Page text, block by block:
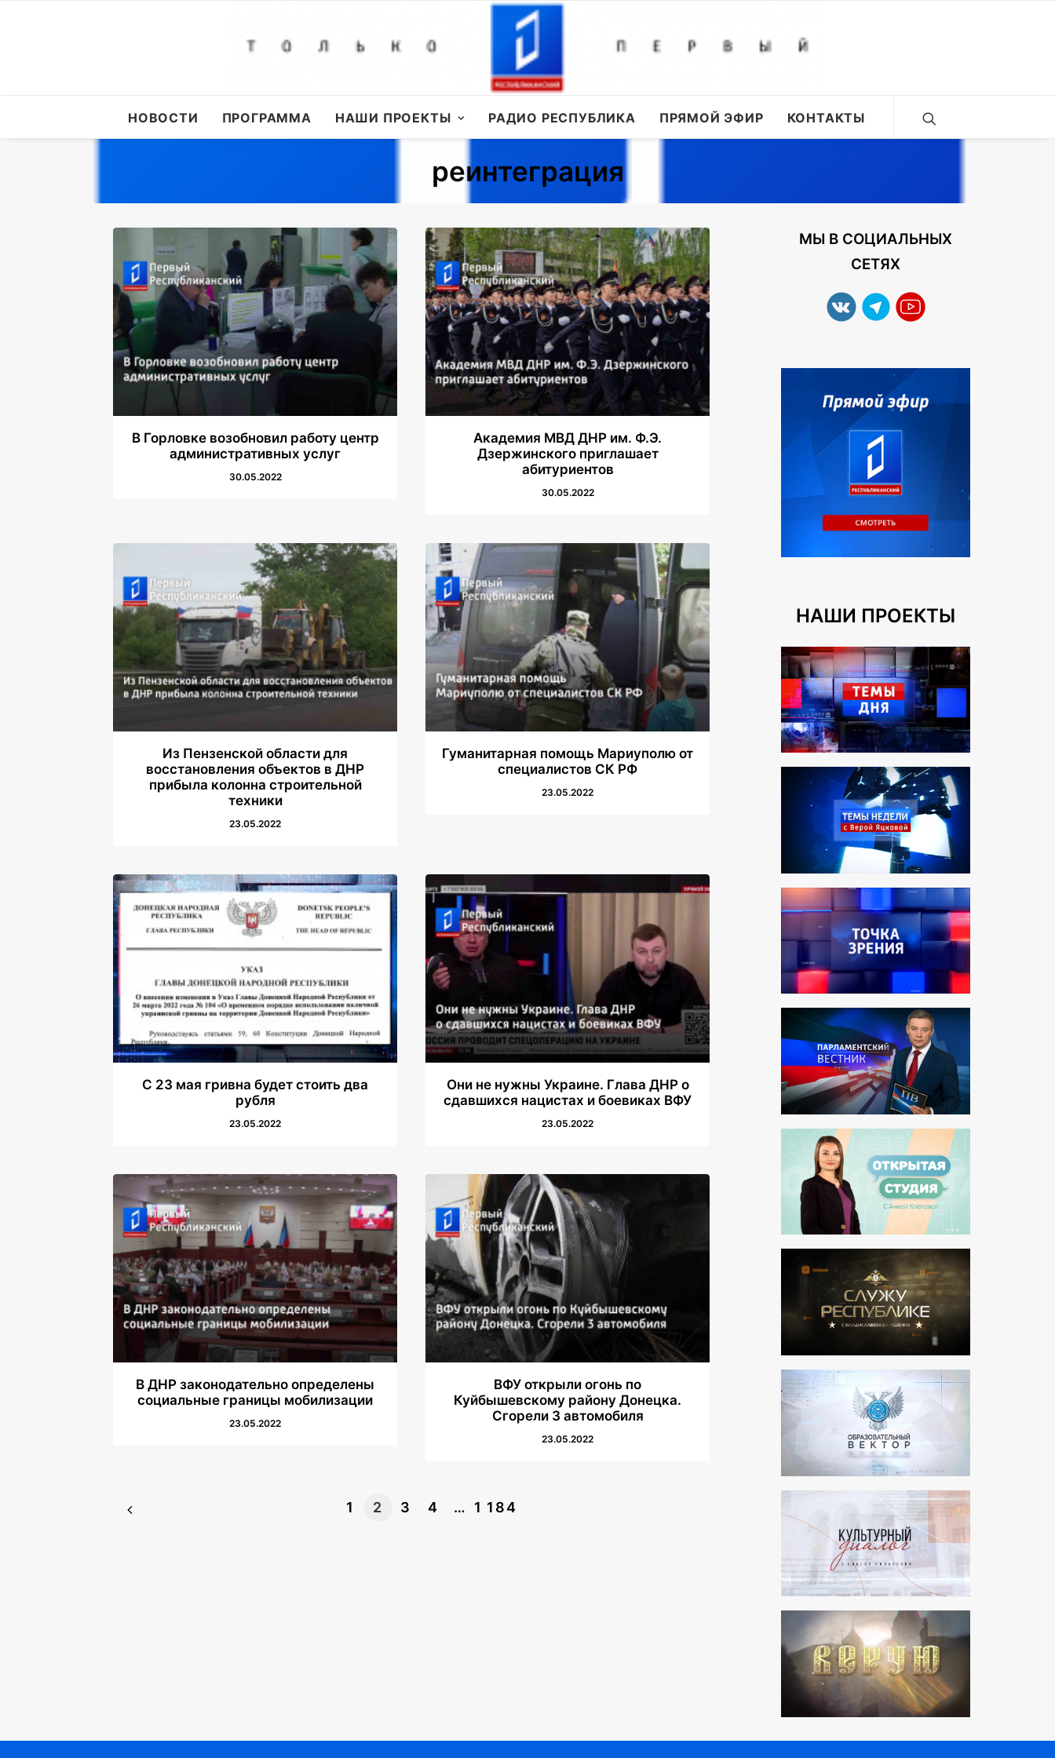
НОВОСТИ ПРОГРАММА НАШИ ПРОЕКТЫ РАДИО РЕСПУБЛИКА ПРЯМОЙ ЭФИР КОНТАКТЫ
реинтеграция
В Горловке возобновил работу центр
административных услуг
30.05.2022
Академия МВД ДНР им. Ф.Э.
Дзержинского приглашает
абитуриентов
30.05.2022
Из Пензенской области для
восстановления объектов в ДНР
прибыла колонна строительной
техники
23.05.2022
Гуманитарная помощь Мариуполю от
специалистов CК РФ
23.05.2022
С 23 мая гривна будет стоить два
рубля
23.05.2022
Они не нужны Украине. Глава ДНР о
сдавшихся нацистах и боевиках ВФУ
23.05.2022
В ДНР законодательно определены
социальные границы мобилизации
23.05.2022
ВФУ открыли огонь по
Куйбышевскому району Донецка.
Сгорели 3 автомобиля
23.05.2022
1 2 3 4 … 1 184
МЫ В СОЦИАЛЬНЫХ
СЕТЯХ
НАШИ ПРОЕКТЫ